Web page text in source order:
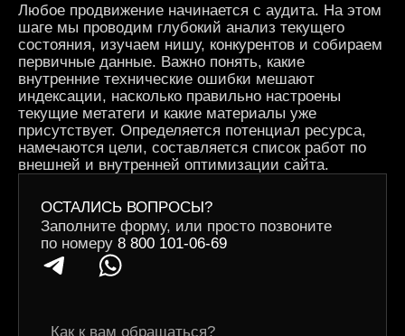
Любое продвижениеначинается с аудита. На этом
шаге мы проводим глубокий анализ текущего
состояния, изучаем нишу, конкурентов и собираем
первичные данные. Важно понять, какие
внутренниетехнические ошибки мешают
индексации, насколько правильно настроены
текущие метатеги и какие материалы уже
присутствует. Определяется потенциал ресурса,
намечаются цели, составляется список работпо
внешней и внутренней оптимизации сайта.
ОСТАЛИСЬ ВОПРОСЫ?
Заполните форму, или просто позвоните
по номеру 8 800 101-06-69